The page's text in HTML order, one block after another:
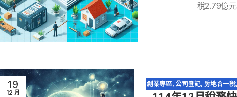
稅2.79億
19
12 月
創業專區 公司登記, 房地合一稅,